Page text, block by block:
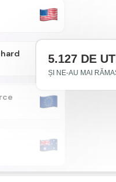
5.127 DE
ȘI NE-AU MAI